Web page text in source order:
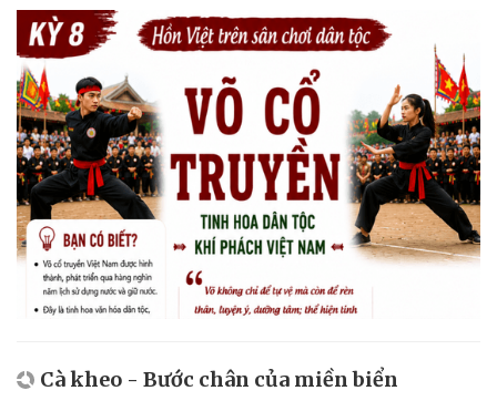
Cà kheo - Bước chân của miền biển